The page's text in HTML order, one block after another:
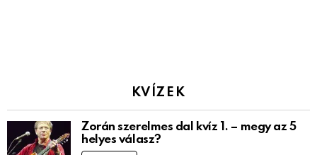
KVÍZEK
Zorán szerelmes dal kvíz 1. – megy az 5
helyes válasz?